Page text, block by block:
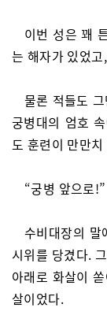
이번 성은 꽤
는 해자가 있었
물론 적들도
궁병대의 엄호
도 훈련이 만만
“궁병 앞으로!”
수비대장의
시위를 당겼다.
아래로 화살이
살이었다.